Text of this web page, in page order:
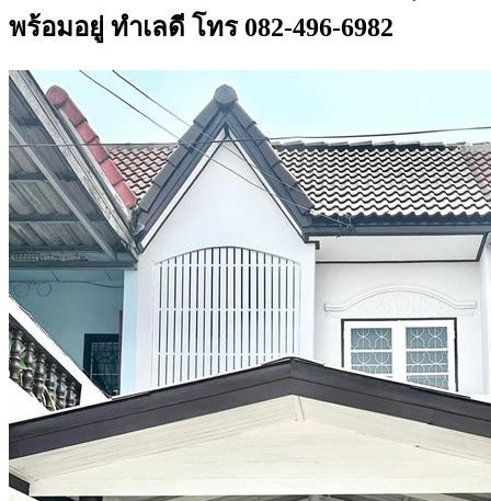
พร้อมอยู่ ทำเลดี โทร 082-496-6982